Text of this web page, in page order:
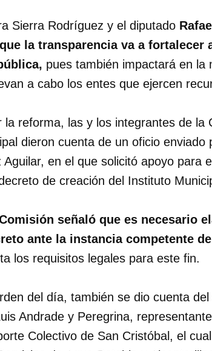
Sierra Rodríguez y el diputado
la transparencia va a fortalecer
pues también impactará en la
a cabo los entes que ejercen
la reforma, las y los integrantes de la
dieron cuenta de un oficio enviado
en el que solicitó apoyo para
de creación del Instituto
señaló que es necesario
ante la instancia competente
los requisitos legales para este fin.
del día, también se dio cuenta
Andrade y Peregrina,
Colectivo de San Cristóbal, el